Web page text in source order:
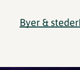
Byer & steder